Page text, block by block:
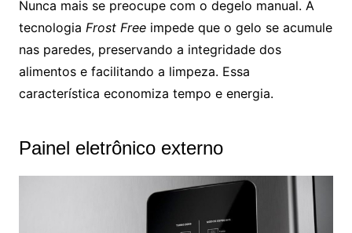
Nunca mais se preocupe com o degelo manual. A
tecnologia Frost Freeimpede que o gelo se acumule
nas paredes, preservando a integridade dos
alimentos e facilitando a limpeza. Essa
característica economiza tempo e energia.
Painel eletrônico externo